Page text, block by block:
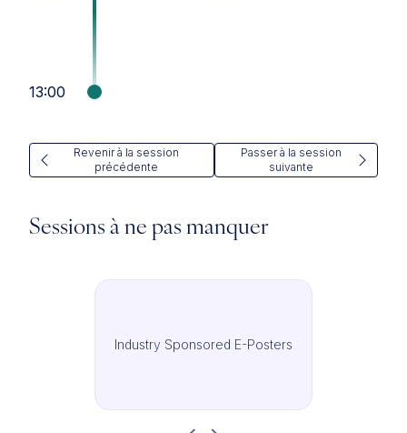
13:00
Revenir à la session
précédente
Passer à la session
suivante
Sessions à ne pas manquer
Industry Sponsored E-Posters